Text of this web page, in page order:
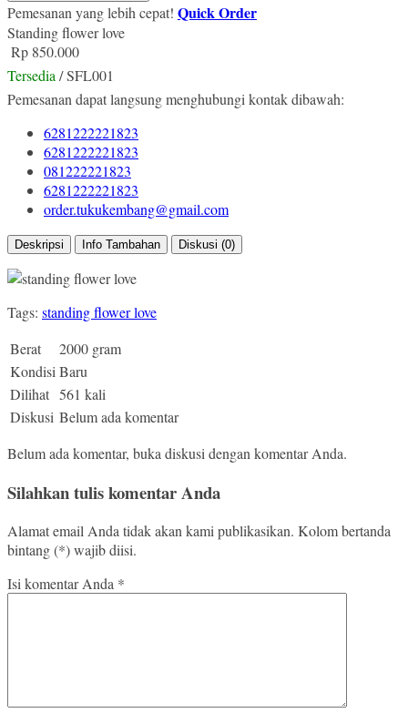
Pemesanan yang lebih cepat! Quick Order
Standing flower love
Rp 850.000
Tersedia / SFL001
Pemesanan dapat langsung menghubungi kontak dibawah:
6281222221823
6281222221823
081222221823
6281222221823
order.tukukembang@gmail.com
Deskripsi Info Tambahan Diskusi (0)
Tags: standing flower love
Berat
2000 gram
Kondisi Baru
Dilihat 561 kali
Diskusi Belum ada komentar
Belum ada komentar, buka diskusi dengan komentar Anda.
Silahkan tulis komentar Anda
Alamat email Anda tidak akan kami publikasikan. Kolom bertanda
bintang (*) wajib diisi.
Isi komentar Anda *